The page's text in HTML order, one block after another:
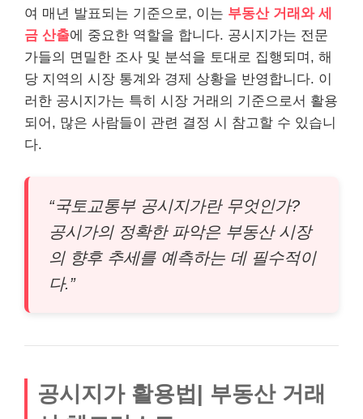
여 매년 발표되는 기준으로, 이는 부동산 거래와 세
금 산출에 중요한 역할을 합니다. 공시지가는 전문
가들의 면밀한 조사 및 분석을 토대로 집행되며, 해
당 지역의 시장 통계와 경제 상황을 반영합니다. 이
러한 공시지가는 특히 시장 거래의 기준으로서 활용
되어, 많은 사람들이 관련 결정 시 참고할 수 있습니
다.
“국토교통부 공시지가란 무엇인가?
공시가의 정확한 파악은 부동산 시장
의 향후 추세를 예측하는 데 필수적이
다.”
공시지가 활용법| 부동산 거래